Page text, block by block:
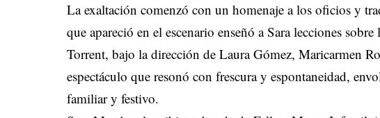
La exaltación comenzó con un homenaje a los oficios y
que apareció en el escenario enseñó a Sara lecciones
Torrent, bajo la dirección de Laura Gómez, Maricarmen
espectáculo que resonó con frescura y espontaneidad,
familiar y festivo.